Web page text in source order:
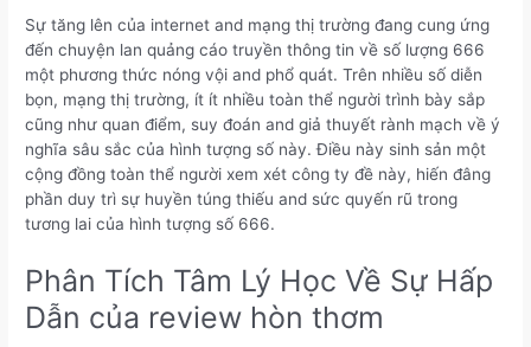
Sự tăng lên của internet and mạng thị trường đang cung ứng
đến chuyện lan quảng cáo truyền thông tin về số lượng 666
một phương thức nóng vội and phổ quát. Trên nhiều số diễn
bọn, mạng thị trường, ít ít nhiều toàn thể người trình bày sắp
cũng như quan điểm, suy đoán and giả thuyết rành mạch về ý
nghĩa sâu sắc của hình tượng số này. Điều này sinh sản một
cộng đồng toàn thể người xem xét công ty đề này, hiến đâng
phần duy trì sự huyền túng thiếu and sức quyến rũ trong
tương lai của hình tượng số 666.
Phân Tích Tâm Lý Học Về Sự Hấp
Dẫn của review hòn thơm